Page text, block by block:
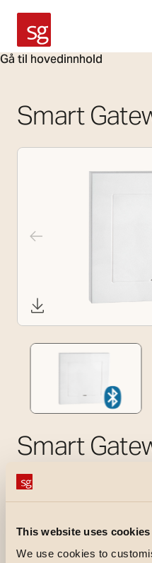
This website uses cookies
We use cookies to
Gå til hovedinnhold
SG Armaturen
Smart
Smart
Diskret gateway til
stemmestyring via
Kit eller Alexa.